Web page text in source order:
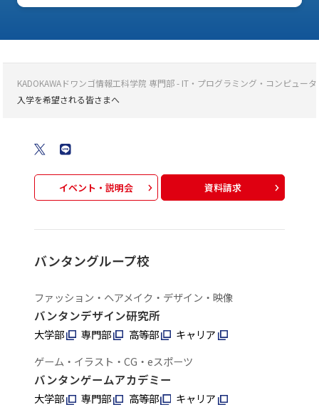
KADOKAWAドワンゴ情報工科学院 専門部 - IT・プログラミング・コンピュー
入学を希望される皆さまへ
イベント・説明会 資料請求
バンタングループ校
ファッション・ヘアメイク・デザイン・映像
バンタンデザイン研究所
大学部 専門部 高等部
キャリア
ゲーム・イラスト・CG・eスポーツ
バンタンゲームアカデミー
大学部 専門部 高等部
キャリア